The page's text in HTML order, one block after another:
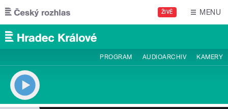
Přejít k hlavnímu obsahu
ŽIVĚ MENU
PROGRAM AUDIOARCHIV KAMERY